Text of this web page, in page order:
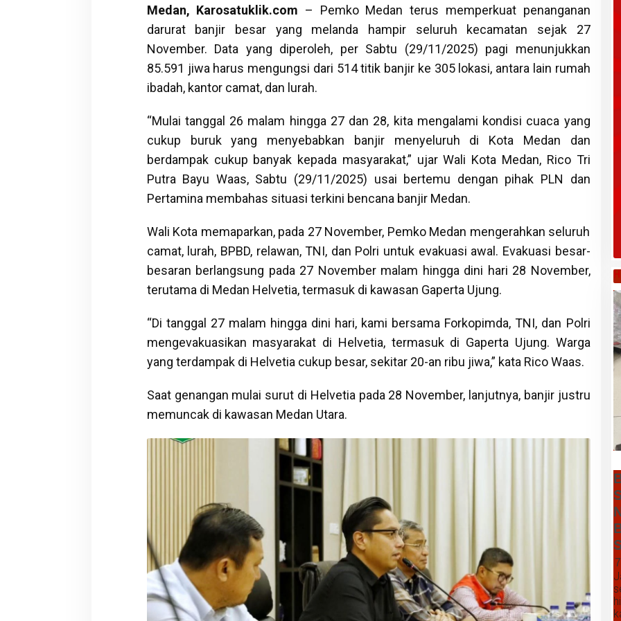
Medan, Karosatuklik.com – Pemko Medan terus memperkuat penanganan
darurat banjir besar yang melanda hampir seluruh kecamatan sejak 27
November. Data yang diperoleh, per Sabtu (29/11/2025) pagi menunjukkan
85.591 jiwa harus mengungsi dari 514 titik banjir ke 305 lokasi, antara lain rumah
ibadah, kantor camat, dan lurah.
“Mulai tanggal 26 malam hingga 27 dan 28, kita mengalami kondisi cuaca yang
cukup buruk yang menyebabkan banjir menyeluruh di Kota Medan dan
berdampak cukup banyak kepada masyarakat,” ujar Wali Kota Medan, Rico Tri
Putra Bayu Waas, Sabtu (29/11/2025) usai bertemu dengan pihak PLN dan
Pertamina membahas situasi terkini bencana banjir Medan.
Wali Kota memaparkan, pada 27 November, Pemko Medan mengerahkan seluruh
camat, lurah, BPBD, relawan, TNI, dan Polri untuk evakuasi awal. Evakuasi besar-
besaran berlangsung pada 27 November malam hingga dini hari 28 November,
terutama di Medan Helvetia, termasuk di kawasan Gaperta Ujung.
“Di tanggal 27 malam hingga dini hari, kami bersama Forkopimda, TNI, dan Polri
mengevakuasikan masyarakat di Helvetia, termasuk di Gaperta Ujung. Warga
yang terdampak di Helvetia cukup besar, sekitar 20-an ribu jiwa,” kata Rico Waas.
Saat genangan mulai surut di Helvetia pada 28 November, lanjutnya, banjir justru
memuncak di kawasan Medan Utara.